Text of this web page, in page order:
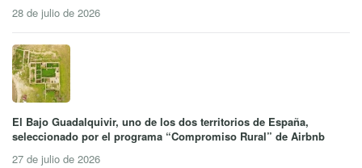
28 de julio de 2026
El Bajo Guadalquivir, uno de los dos territorios de España,
seleccionado por el programa “Compromiso Rural” de Airbnb
27 de julio de 2026